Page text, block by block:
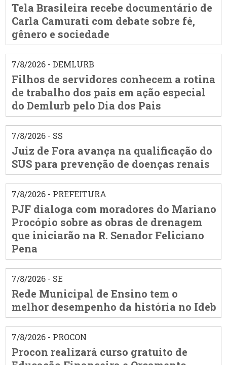
Tela Brasileira recebe documentário de
Carla Camurati com debate sobre fé,
gênero e sociedade
7/8/2026 - DEMLURB
Filhos de servidores conhecem a rotina
de trabalho dos pais em ação especial
do Demlurb pelo Dia dos Pais
7/8/2026 - SS
Juiz de Fora avança na qualificação do
SUS para prevenção de doenças renais
7/8/2026 - PREFEITURA
PJF dialoga com moradores do Mariano
Procópio sobre as obras de drenagem
que iniciarão na R. Senador Feliciano
Pena
7/8/2026 - SE
Rede Municipal de Ensino tem o
melhor desempenho da história no Ideb
7/8/2026 - PROCON
Procon realizará curso gratuito de